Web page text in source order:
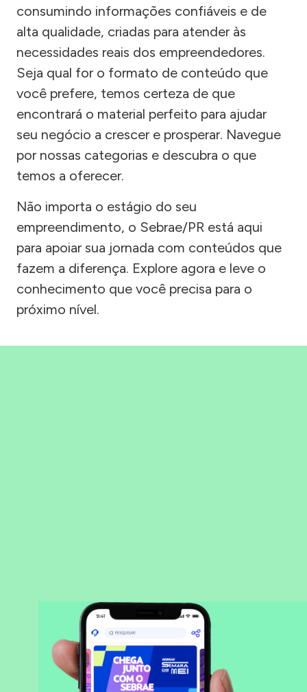
consumindo informações confiáveis e de
alta qualidade, criadas para atender às
necessidades reais dos empreendedores.
Seja qual for o formato de conteúdo que
você prefere, temos certeza de que
encontrará o material perfeito para ajudar
seu negócio a crescer e prosperar. Navegue
por nossas categorias e descubra o que
temos a oferecer.
Não importa o estágio do seu
empreendimento, o Sebrae/PR está aqui
para apoiar sua jornada com conteúdos que
fazem a diferença. Explore agora e leve o
conhecimento que você precisa para o
próximo nível.